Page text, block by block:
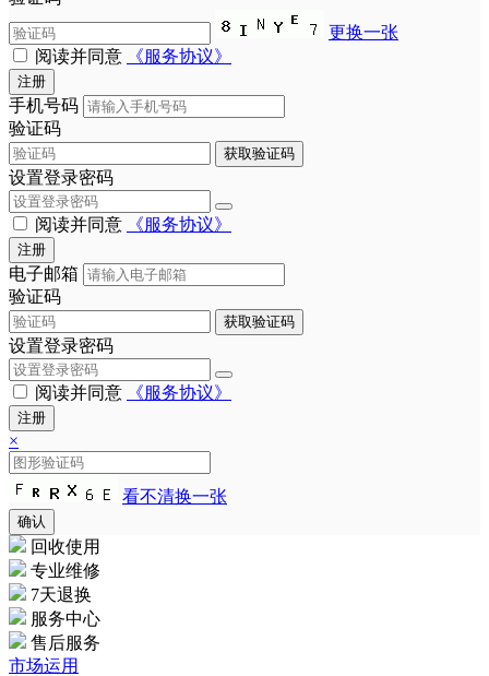
更换一张
阅读并同意
《服务协议》
注册
手机号码
验证码
获取验证码
设置登录密码
阅读并同意 《服务协议》
注册
电子邮箱
验证码
获取验证码
设置登录密码
阅读并同意 《服务协议》
注册
×
看不清换一张
确认
回收使用
专业维修
7天退换
服务中心
售后服务
市场运用